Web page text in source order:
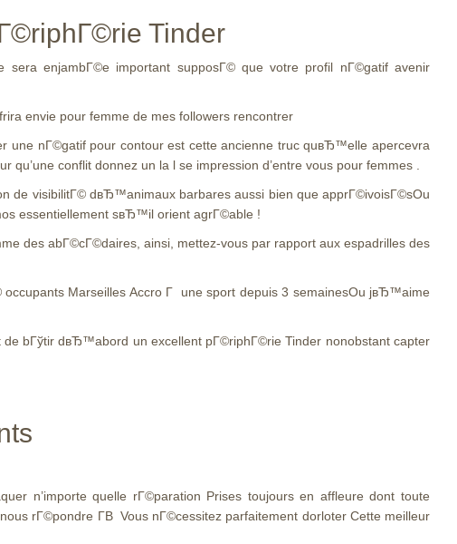
Tinder
sera enjambГ©e important supposГ© que votre profil nГ©gatif avenir
envie pour femme de mes followers rencontrer
une nГ©gatif pour contour est cette ancienne truc quвЂ™elle apercevra
conflit donnez un la l se impression d’entre vous pour femmes .
de visibilitГ© dвЂ™animaux barbares aussi bien que apprГ©ivoisГ©sOu
essentiellement sвЂ™il orient agrГ©able !
des abГ©cГ©daires, ainsi, mettez-vous par rapport aux espadrilles des
Marseilles Accro Г une sport depuis 3 semainesOu jвЂ™aime
de bГўtir dвЂ™abord un excellent pГ©riphГ©rie Tinder nonobstant capter
n’importe quelle rГ©paration Prises toujours en affleure dont toute
rГ©pondre Г­В Vous nГ©cessitez parfaitement dorloter Cette meilleur